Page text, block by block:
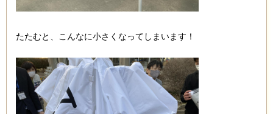
たたむと、こんなに小さくなってしまいます！